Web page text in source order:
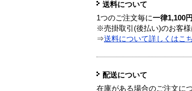
送料について
1つのご注文毎に一律1,100
※売掛取引(後払い)のお客様
⇒送料について詳しくはこ
配送について
在庫がある場合のご注文に